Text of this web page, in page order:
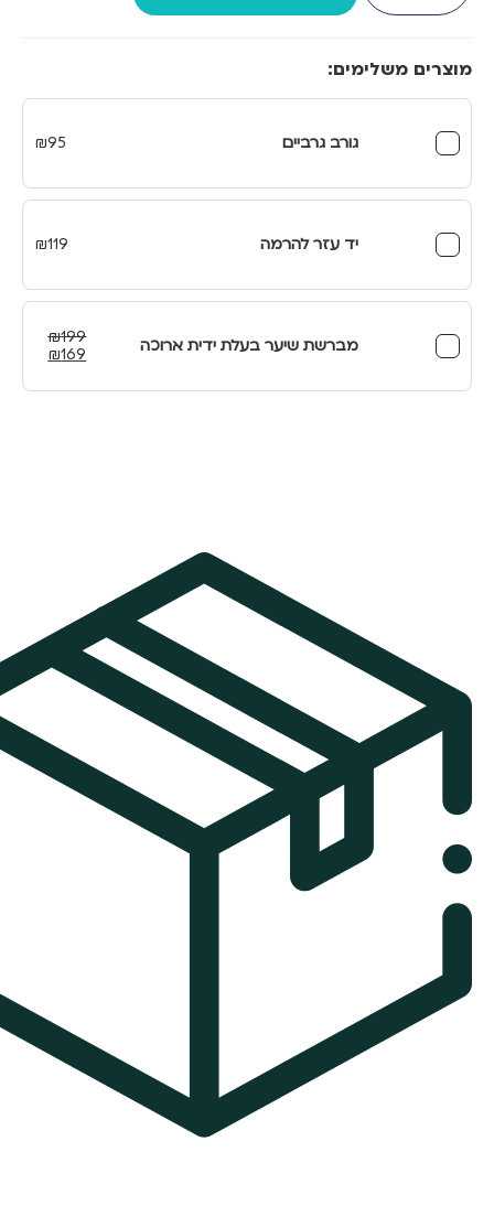
תמיכה
מוצרים משלימים:
גורב גרביים ₪95
יד עזר להרמה ₪119
מברשת שיער בעלת ידית ארוכה ₪199
המחיר
היה:
₪169 המחיר
הוא: